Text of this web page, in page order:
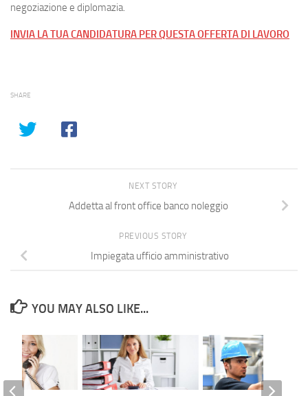
negoziazione e diplomazia.
INVIA LA TUA CANDIDATURA PER QUESTA OFFERTA DI LAVORO
SHARE
NEXT STORY
Addetta al front office banco noleggio
PREVIOUS STORY
Impiegata ufficio amministrativo
YOU MAY ALSO LIKE...